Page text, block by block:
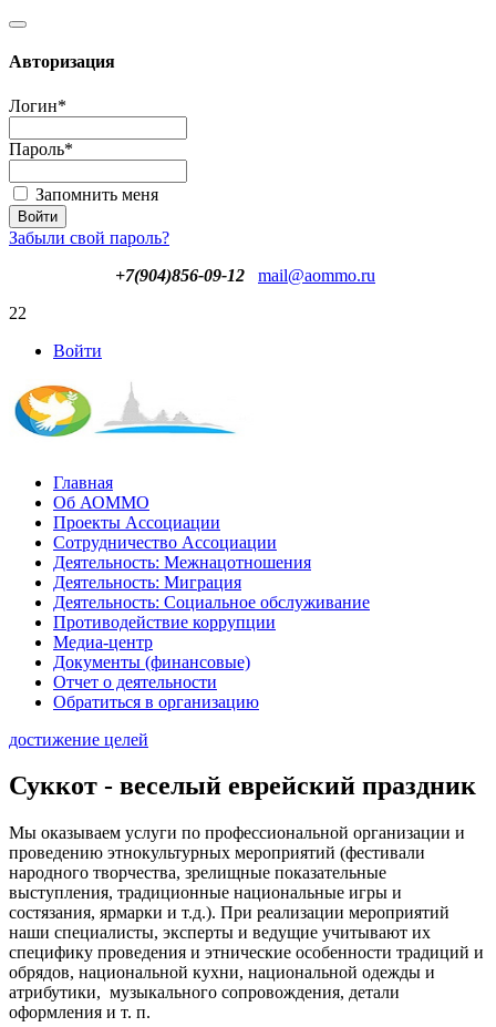
Авторизация
Логин*
Пароль*
Запомнить меня
Забыли свой пароль?
+7(904)856-09-12
mail@aommo.ru
22
Войти
Главная
Об АОММО
Проекты Ассоциации
Сотрудничество Ассоциации
Деятельность: Межнацотношения
Деятельность: Миграция
Деятельность: Социальное обслуживание
Противодействие коррупции
Медиа-центр
Документы (финансовые)
Отчет о деятельности
Обратиться в организацию
достижение целей
Суккот - веселый еврейский праздник
Мы оказываем услуги по профессиональной организации и
проведению этнокультурных мероприятий (фестивали
народного творчества, зрелищные показательные
выступления, традиционные национальные игры и
состязания, ярмарки и т.д.). При реализации мероприятий
наши специалисты, эксперты и ведущие учитывают их
специфику проведения и этнические особенности традиций и
обрядов, национальной кухни, национальной одежды и
атрибутики, музыкального сопровождения, детали
оформления и т. п.